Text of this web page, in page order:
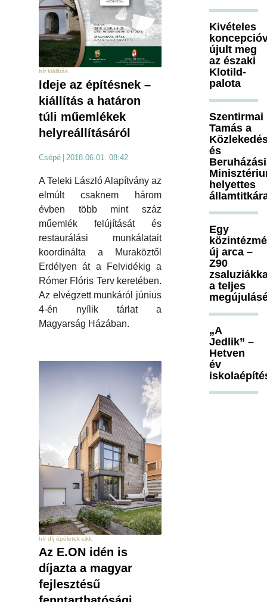
hír kiállítás
Ideje az építésnek –
kiállítás a határon
túli műemlékek
helyreállításáról
Csépé 2018.06.01. 08:42
A Teleki László Alapítvány az
elmúlt csaknem három
évben több mint száz
műemlék felújítását és
restaurálási munkálatait
koordinálta a Muraköztől
Erdélyen át a Felvidékig a
Rómer Flóris Terv keretében.
Az elvégzett munkáról június
4-én nyílik tárlat a
Magyarság Házában.
hír díj épületek cikk
Az E.ON idén is
díjazta a magyar
fejlesztésű
Kivételes
újult meg
az északi
Klotild-
palota
Szentirmai
Tamás a
és
Beruházási
helyettes
Egy
új arca –
Z90
a teljes
„A
Jedlik” –
Hetven
év